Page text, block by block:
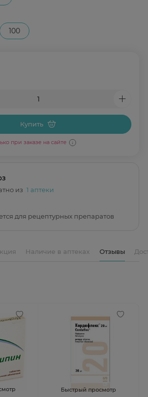
100
Купить
при заказе на сайте
из 1 аптеки
для рецептурных препаратов
Наличие в аптеках Отзывы
Быстрый просмотр